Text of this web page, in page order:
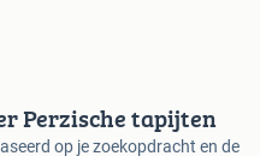
Perzische tapijten
op je zoekopdracht en de